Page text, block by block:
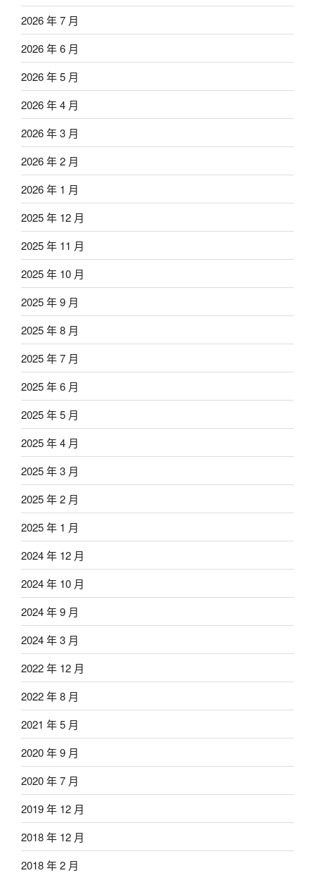
2026 年 7 月
2026 年 6 月
2026 年 5 月
2026 年 4 月
2026 年 3 月
2026 年 2 月
2026 年 1 月
2025 年 12 月
2025 年 11 月
2025 年 10 月
2025 年 9 月
2025 年 8 月
2025 年 7 月
2025 年 6 月
2025 年 5 月
2025 年 4 月
2025 年 3 月
2025 年 2 月
2025 年 1 月
2024 年 12 月
2024 年 10 月
2024 年 9 月
2024 年 3 月
2022 年 12 月
2022 年 8 月
2021 年 5 月
2020 年 9 月
2020 年 7 月
2019 年 12 月
2018 年 12 月
2018 年 2 月